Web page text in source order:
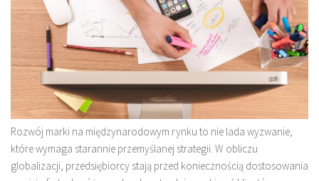
Rozwój marki na międzynarodowym rynku to nie lada wyzwanie,
które wymaga starannie przemyślanej strategii. W obliczu
globalizacji, przedsiębiorcy stają przed koniecznością dostosowania